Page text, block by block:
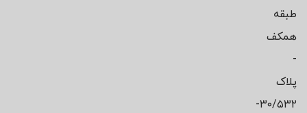
طبقه
همکف
-
پلاک
۳۰/۵۳۲-